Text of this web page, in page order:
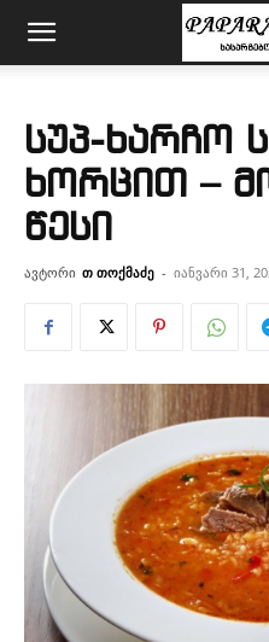
სუპ-ხარჩო
ხორცით –
წესი
ავტორი თ თოქმაძე - იანვარი 31,